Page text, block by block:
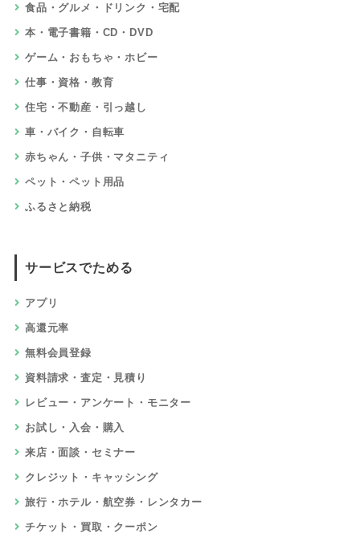
食品・グルメ・ドリンク・宅配
本・電子書籍・CD・DVD
ゲーム・おもちゃ・ホビー
仕事・資格・教育
住宅・不動産・引っ越し
車・バイク・自転車
赤ちゃん・子供・マタニティ
ペット・ペット用品
ふるさと納税
サービスでためる
アプリ
高還元率
無料会員登録
資料請求・査定・見積り
レビュー・アンケート・モニター
お試し・入会・購入
来店・面談・セミナー
クレジット・キャッシング
旅行・ホテル・航空券・レンタカー
チケット・買取・クーポン